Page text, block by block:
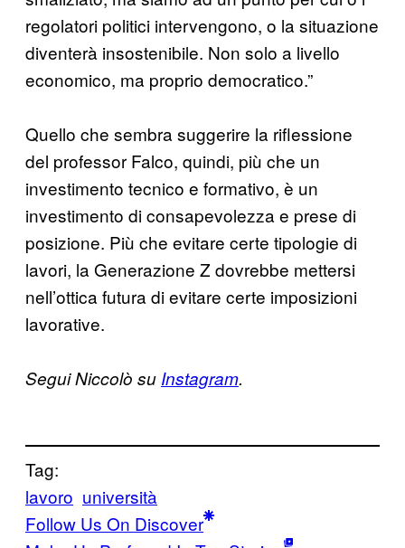
regolatori politici intervengono, o la situazione
diventerà insostenibile. Non solo a livello
economico, ma proprio democratico.”
Quello che sembra suggerire la riflessione
del professor Falco, quindi, più che un
investimento tecnico e formativo, è un
investimento di consapevolezza e prese di
posizione. Più che evitare certe tipologie di
lavori, la Generazione Z dovrebbe mettersi
nell’ottica futura di evitare certe imposizioni
lavorative.
Segui Niccolò su Instagram.
Tag:
lavoro università
Follow Us On Discover